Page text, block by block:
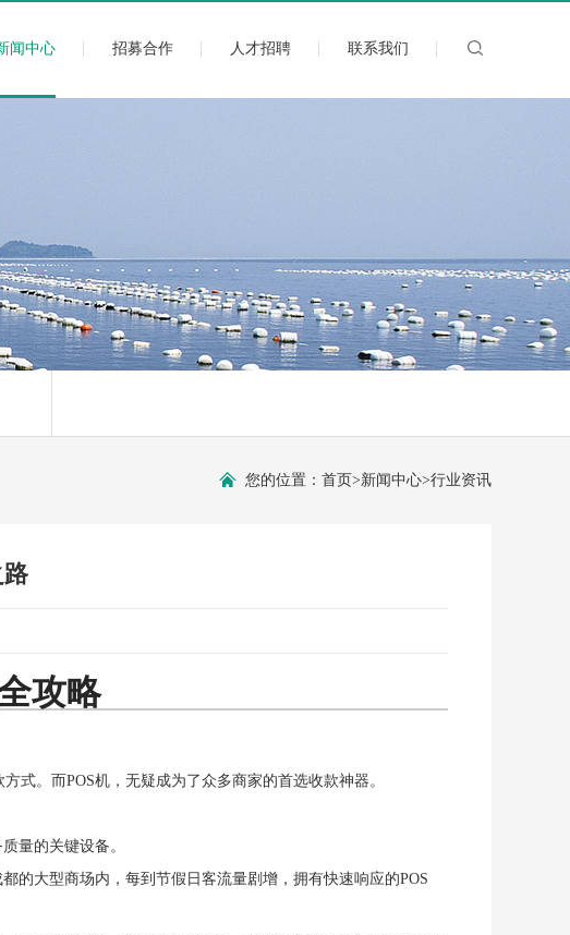
闻中心 招募合作 人才招聘 联系我们
您的位置： 首页>新闻中心>行业资讯
攻略
式。而POS机，无疑成为了众多商家的首选收款神器。
量的关键设备。
的大型商场内，每到节假日客流量剧增，拥有快速响应的POS